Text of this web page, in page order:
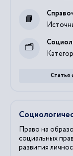
Статья
Право на
социальных
развития